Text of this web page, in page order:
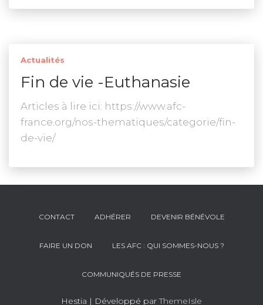
Actualités
Fin de vie -Euthanasie
Articles à lire ici: https://www.afc-
france.org/nos-thematiques/categorie/fin-
de-vie/
CONTACT ADHÉRER DEVENIR BÉNÉVOLE
FAIRE UN DON LES AFC : QUI SOMMES-NOUS ?
COMMUNIQUÉS DE PRESSE
Hestia | Développé parThemeIsle